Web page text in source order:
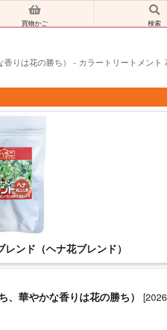
買物かご 検索
りは花の勝ち） - カラートリートメント
ンド（ヘナ花ブレンド）
、華やかな香りは花の勝ち）